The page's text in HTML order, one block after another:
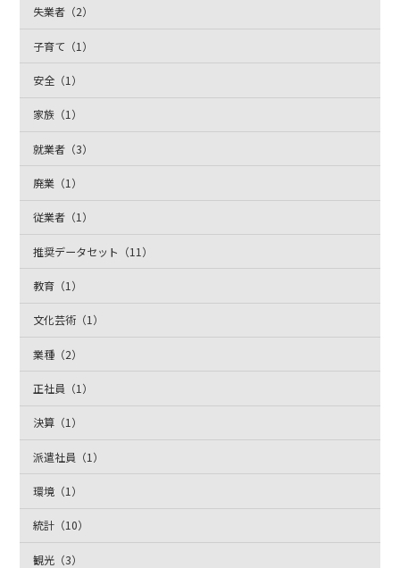
失業者（2）
子育て（1）
安全（1）
家族（1）
就業者（3）
廃業（1）
従業者（1）
推奨データセット（11）
教育（1）
文化芸術（1）
業種（2）
正社員（1）
決算（1）
派遣社員（1）
環境（1）
統計（10）
観光（3）